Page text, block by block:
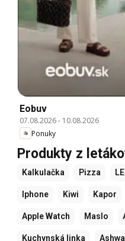
Eobuv
07.08.2026- 10.08.2026
Ponuky
Produkty z
Kalkulačka Pizza
Iphone Kiwi Kapor
Apple Watch Maslo
Kuchynská linka